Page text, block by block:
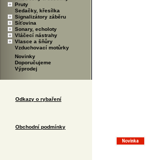
Pruty
Sedačky, křesílka
Signalizátory záběru
Síťovina
Sonary, echoloty
Vláčecí nástrahy
Vlasce a šňůry
Vzduchovací motůrky
Novinky
Doporučujeme
Výprodej
Odkazy o rybaření
Obchodní podmínky